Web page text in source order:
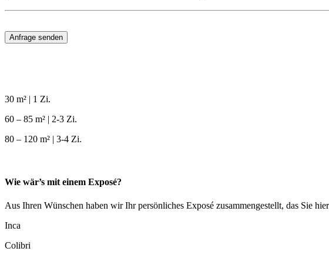
lasse
30 m² | 1 Zi.
60 – 85 m² | 2-3 Zi.
80 – 120 m² | 3-4 Zi.
Wie wär’s mit einem Exposé?
Aus Ihren Wünschen haben wir Ihr persönliches Exposé zusammengestellt, das Sie
Inca
Colibri